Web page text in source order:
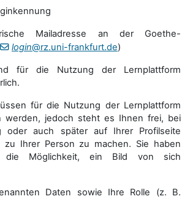
Mailadresse an der Goethe-
login@rz.uni-frankfurt.de)
für die Nutzung der Lernplattform
für die Nutzung der Lernplattform
werden, jedoch steht es Ihnen frei, bei
oder auch später auf Ihrer Profilseite
zu Ihrer Person zu machen. Sie haben
die Möglichkeit, ein Bild von sich
Daten sowie Ihre Rolle (z. B.